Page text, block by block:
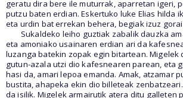
geratu dira bere ile muturrak, aparretan igeri,
putzu baten erdian. Eskertuko luke Elias hilda
eta urdin bat errekan behera, begiak izuz
Sukaldeko leiho guztiak zabalik dauzka
eta amoniako usainaren erdian ari da
luzanga batekin zopak egin bitartean. Migelek
gutun-azala utzi dio kafesnearen parean, eta
hasi da, amari lepoa emanda. Amak, atzamar
bustita, ahapeka ekin dio billeteak
da isilik. Migelek armairutik atera ditu galleten